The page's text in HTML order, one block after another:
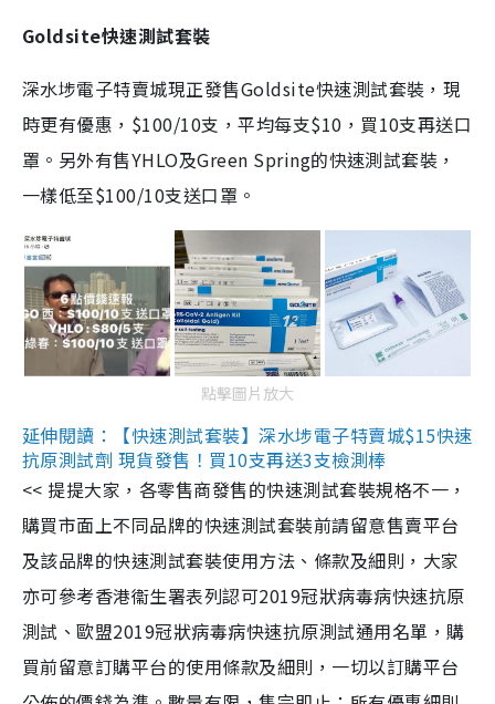
Goldsite快速測試套裝
深水埗電子特賣城現正發售Goldsite快速測試套裝，現
時更有優惠，$100/10支，平均每支$10，買10支再送口
罩。另外有售YHLO及Green Spring的快速測試套裝，
一樣低至$100/10支送口罩。
點擊圖片放大
延伸閱讀：【快速測試套裝】深水埗電子特賣城$15快速
抗原測試劑 現貨發售！買10支再送3支檢測棒
<< 提提大家，各零售商發售的快速測試套裝規格不一，
購買市面上不同品牌的快速測試套裝前請留意售賣平台
及該品牌的快速測試套裝使用方法、條款及細則，大家
亦可參考香港衞生署表列認可2019冠狀病毒病快速抗原
測試、歐盟2019冠狀病毒病快速抗原測試通用名單，購
買前留意訂購平台的使用條款及細則，一切以訂購平台